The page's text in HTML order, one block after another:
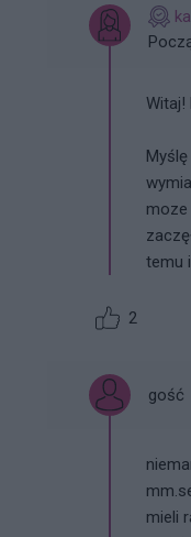
Witaj!
moze
temu
2
gość
mieli